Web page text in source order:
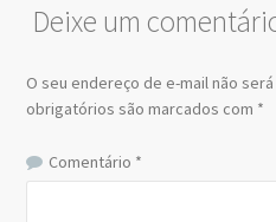
Deixe um
O seu endereço de e-mail não
obrigatórios são marcados com *
Comentário *